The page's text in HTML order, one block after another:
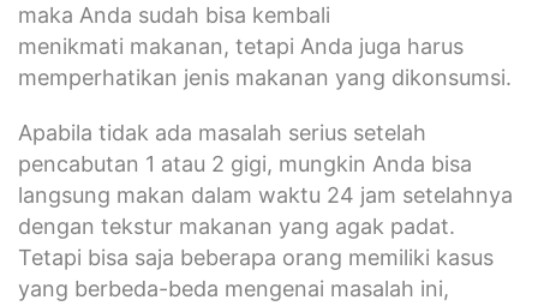
maka Anda sudah bisa kembali
menikmati makanan, tetapi Anda juga harus
memperhatikan jenis makanan yang dikonsumsi.
Apabila tidak ada masalah serius setelah
pencabutan 1 atau 2 gigi, mungkin Anda bisa
langsung makan dalam waktu 24 jam setelahnya
dengan tekstur makanan yang agak padat.
Tetapi bisa saja beberapa orang memiliki kasus
yang berbeda-beda mengenai masalah ini,